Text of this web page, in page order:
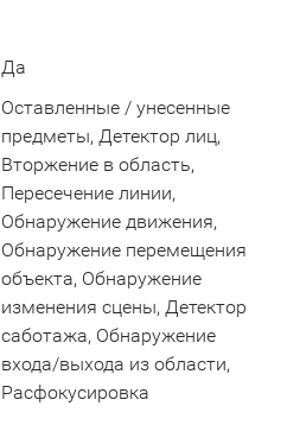
Да
Оставленные / унесенные
предметы, Детектор лиц,
Вторжение в область,
Пересечение линии,
Обнаружение движения,
Обнаружение перемещения
объекта, Обнаружение
изменения сцены, Детектор
саботажа, Обнаружение
входа/выхода из области,
Расфокусировка